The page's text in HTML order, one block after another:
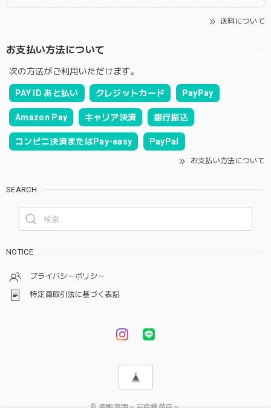
送料について
お支払い方法について
次の方法がご利用いただけます。
PAY ID あと払い クレジットカード PayPay
Amazon Pay キャリア決済 銀行振込
コンビニ決済またはPay-easy PayPal
お支払い方法について
SEARCH
NOTICE
プライバシーポリシー
特定商取引法に基づく表記
© 通販菜園～岩倉種苗店～